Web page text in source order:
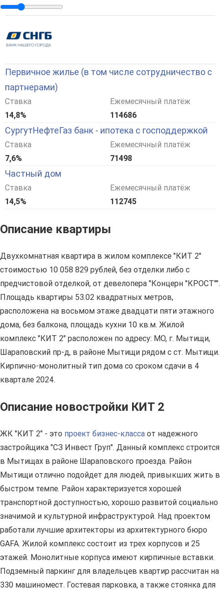
Первичное жилье (в том числе сотрудничество с
партнерами)
Ставка
14,8%
Ежемесячный платёж
114686
СургутНефтеГаз банк - ипотека с господдержкой
Ставка
7,6%
Ежемесячный платёж
71498
Частный дом
Ставка
14,5%
Ежемесячный платёж
112745
Описание квартиры
Двухкомнатная квартира в жилом комплексе "КИТ 2"
стоимостью 10 058 829 рублей, без отделки либо с
предчистовой отделкой, от девелопера "Концерн "КРОСТ"".
Площадь квартиры 53.02 квадратных метров,
расположена на восьмом этаже двадцати пяти этажного
дома, без балкона, площадь кухни 10 кв.м. Жилой
комплекс "КИТ 2" расположен по адресу: МО, г. Мытищи,
Шараповский пр-д, в районе Мытищи рядом с ст. Мытищи.
Кирпично-монолитный тип дома со сроком сдачи в 4
квартале 2024.
Описание новостройки КИТ 2
ЖК "КИТ 2" - это проект бизнес-класса от надежного
застройщика "СЗ Инвест Груп". Данный комплекс строится
в Мытищах в районе Шараповского проезда. Район
Мытищи отлично подойдет для людей, привыкших жить в
быстром темпе. Район характеризуется хорошей
транспортной доступностью, хорошо развитой социально
значимой и культурной инфраструктурой. Над проектом
работали лучшие архитекторы из архитектурного бюро
GAFA. Жилой комплекс состоит из трех корпусов и 25
этажей. Монолитные корпуса имеют кирпичные вставки.
Подземный паркинг для владельцев квартир рассчитан на
330 машиномест. Гостевая парковка, а также стоянка для